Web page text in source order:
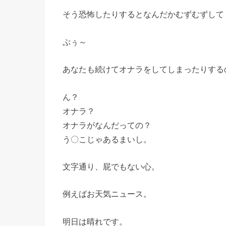
そう恐怖したりするとなんだかむずむずして
ぷぅ～
あなたも続けてオナラをしてしまったりす
ん？
オナラ？
オナラがなんだっての？
う〇こじゃあるまいし。
文字通り、屁でもない心。
例えばお天気ニュース。
明日は晴れです。